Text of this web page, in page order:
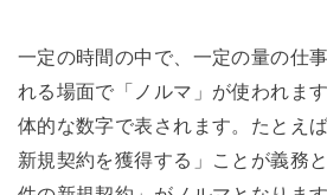
一定の時間の中で、一定の量の仕
れる場面で「ノルマ」が使われま
体的な数字で表されます。たとえ
新規契約を獲得する」ことが義務